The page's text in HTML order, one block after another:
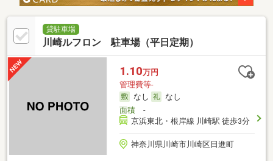
貸駐車場
川崎ルフロン 駐車場（平日定期）
1.10万円
管理費等-
なし
なし
面積-
京浜東北・根岸線 川崎駅 徒歩3分
神奈川県川崎市川崎区日進町